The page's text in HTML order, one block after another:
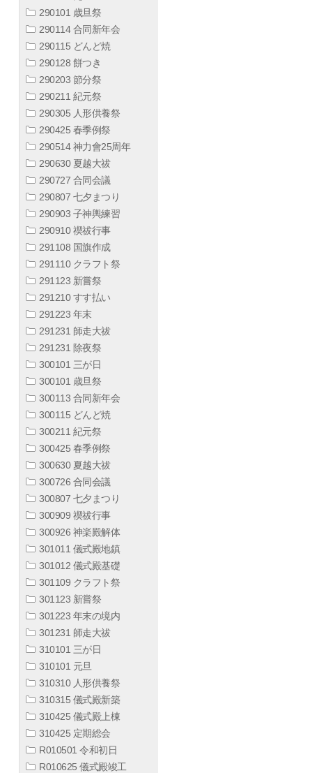
290101 歳旦祭
290114 合同新年会
290115 どんど焼
290128 餅つき
290203 節分祭
290211 紀元祭
290305 人形供養祭
290425 春季例祭
290514 神力會25周年
290630 夏越大祓
290727 合同会議
290807 七夕まつり
290903 子神輿練習
290910 禊祓行事
291108 国旗作成
291110 クラフト祭
291123 新嘗祭
291210 すす払い
291223 年末
291231 師走大祓
291231 除夜祭
300101 三が日
300101 歳旦祭
300113 合同新年会
300115 どんど焼
300211 紀元祭
300425 春季例祭
300630 夏越大祓
300726 合同会議
300807 七夕まつり
300909 禊祓行事
300926 神楽殿解体
301011 儀式殿地鎮
301012 儀式殿基礎
301109 クラフト祭
301123 新嘗祭
301223 年末の境内
301231 師走大祓
310101 三が日
310101 元旦
310310 人形供養祭
310315 儀式殿新築
310425 儀式殿上棟
310425 定期総会
R010501 令和初日
R010625 儀式殿竣工